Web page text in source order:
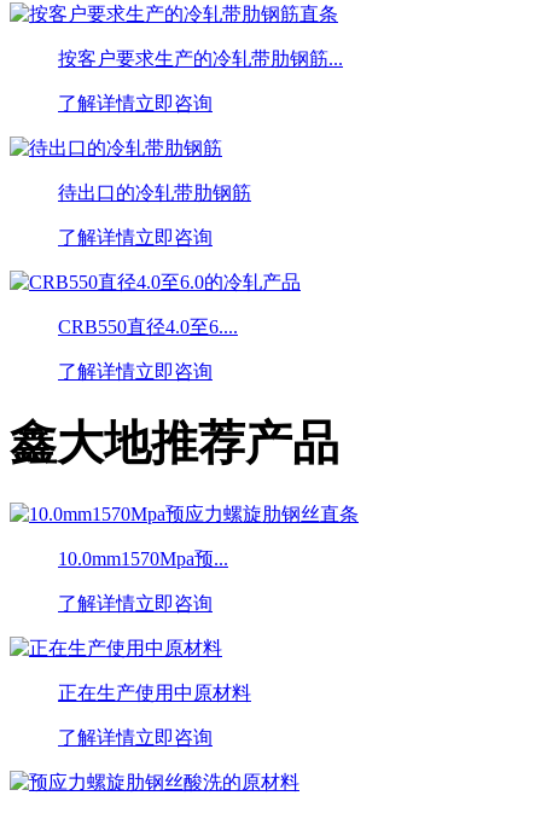
按客户要求生产的冷轧带肋钢筋...
了解详情立即咨询
待出口的冷轧带肋钢筋
了解详情立即咨询
CRB550直径4.0至6....
了解详情立即咨询
鑫大地推荐产品
10.0mm1570Mpa预...
了解详情立即咨询
正在生产使用中原材料
了解详情立即咨询